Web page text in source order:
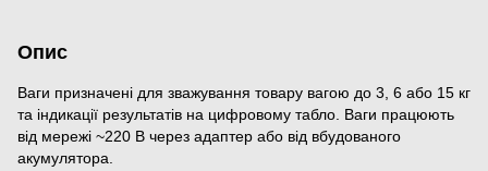
Опис
Ваги призначені для зважування товару вагою до 3, 6 або 15 кг
та індикації результатів на цифровому табло. Ваги працюють
від мережі ~220 В через адаптер або від вбудованого
акумулятора.